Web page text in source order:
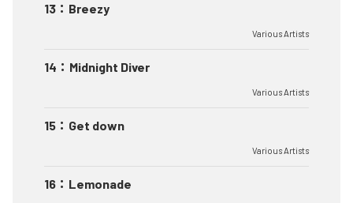
13 ： Breezy
Various Artists
14 ： Midnight Diver
Various Artists
15 ： Get down
Various Artists
16 ： Lemonade